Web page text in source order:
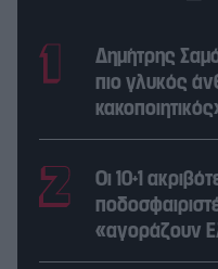
Δημήτρης
πιο γλυκός
Οι 10+1
«αγοράζουν